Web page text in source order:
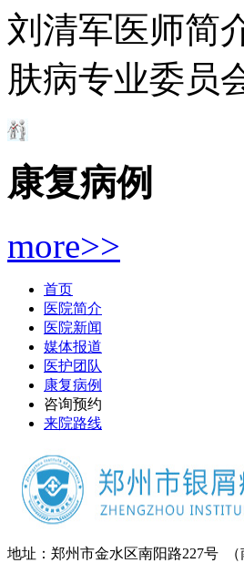
刘清军医师简
肤病专业委员
康复病例
more>>
首页
医院简介
医院新闻
媒体报道
医护团队
康复病例
咨询预约
来院路线
地址：郑州市金水区南阳路227号